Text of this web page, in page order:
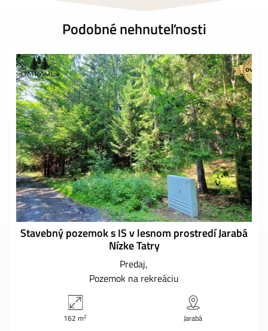
Podobné nehnuteľnosti
Stavebný pozemok s IS v lesnom prostredí Jarabá
Nízke Tatry
Predaj
Pozemok na rekreáciu
162 m2 Jarabá